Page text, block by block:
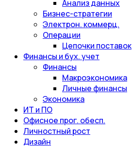
Анализ данных
Бизнес-стратегии
Электрон. коммерц.
Операции
Цепочки поставок
Финансы и бух. учет
Финансы
Макроэкономика
Личные финансы
Экономика
ИТ и ПО
Офисное прог. обесп.
Личностный рост
Дизайн